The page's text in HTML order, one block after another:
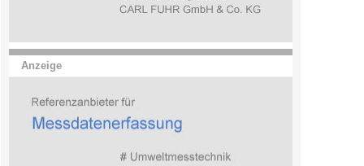
Anzeige